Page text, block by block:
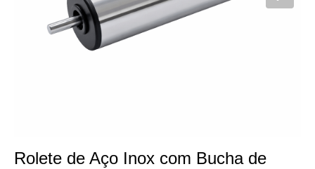
Rolete de Aço Inox com Bucha de